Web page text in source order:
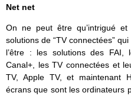
Net net
On ne peut être qu’intrigué
solutions de “TV connectées”
l’être : les solutions des FAI,
Canal+, les TV connectées et
TV, Apple TV, et maintenant
écrans que sont les ordinateurs